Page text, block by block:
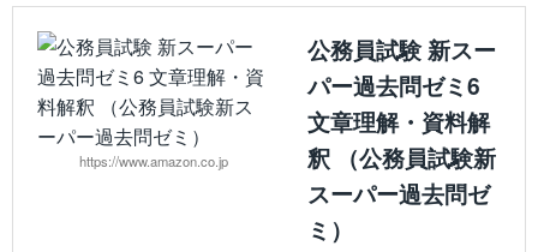
https://www.amazon.co.jp
公務員試験 新スー
パー過去問ゼミ6
文章理解・資料解
釈 （公務員試験新
スーパー過去問ゼ
ミ）